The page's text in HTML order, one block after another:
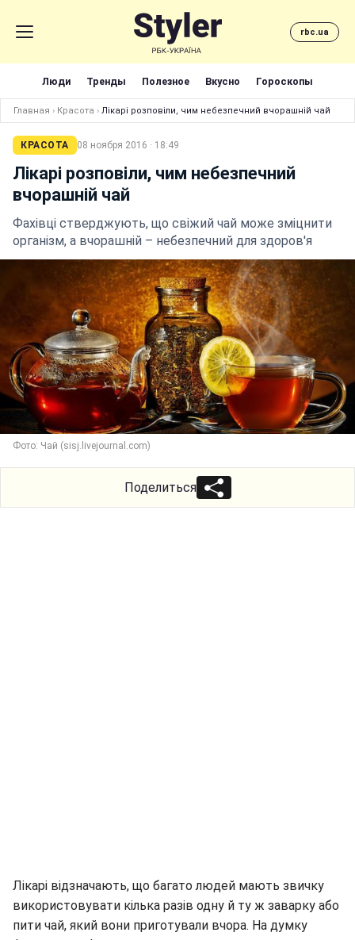
rbc.ua
Люди Тренды Полезное Вкусно Гороскопы
Главная › Красота › Лікарі розповіли, чим небезпечний вчорашній чай
КРАСОТА 08 ноября 2016 · 18:49
Лікарі розповіли, чим небезпечний
вчорашній чай
Фахівці стверджують, що свіжий чай може зміцнити
організм, а вчорашній – небезпечний для здоров'я
Фото: Чай (sisj.livejournal.com)
Поделиться
Лікарі відзначають, що багато людей мають звичку
використовувати кілька разів одну й ту ж заварку або
пити чай, який вони приготували вчора. На думку